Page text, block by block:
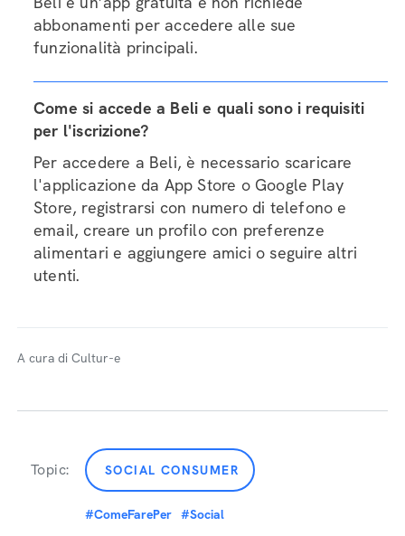
abbonamenti per accedere alle sue
funzionalità principali.
Come si accede a Beli e quali sono i requisiti
per l'iscrizione?
Per accedere a Beli, è necessario scaricare
l'applicazione da App Store o Google Play
Store, registrarsi con numero di telefono e
email, creare un profilo con preferenze
alimentari e aggiungere amici o seguire altri
utenti.
A cura di Cultur-e
Topic: SOCIAL CONSUMER
#ComeFarePer #Social